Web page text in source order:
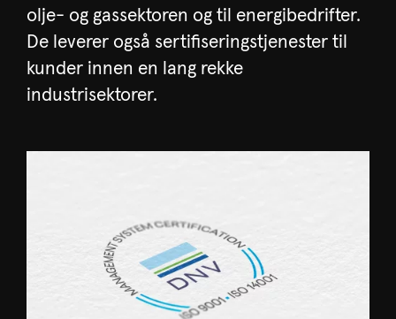
olje- og gassektoren og til energibedrifter.
De leverer også sertifiseringstjenester til
kunder innen en lang rekke
industrisektorer.